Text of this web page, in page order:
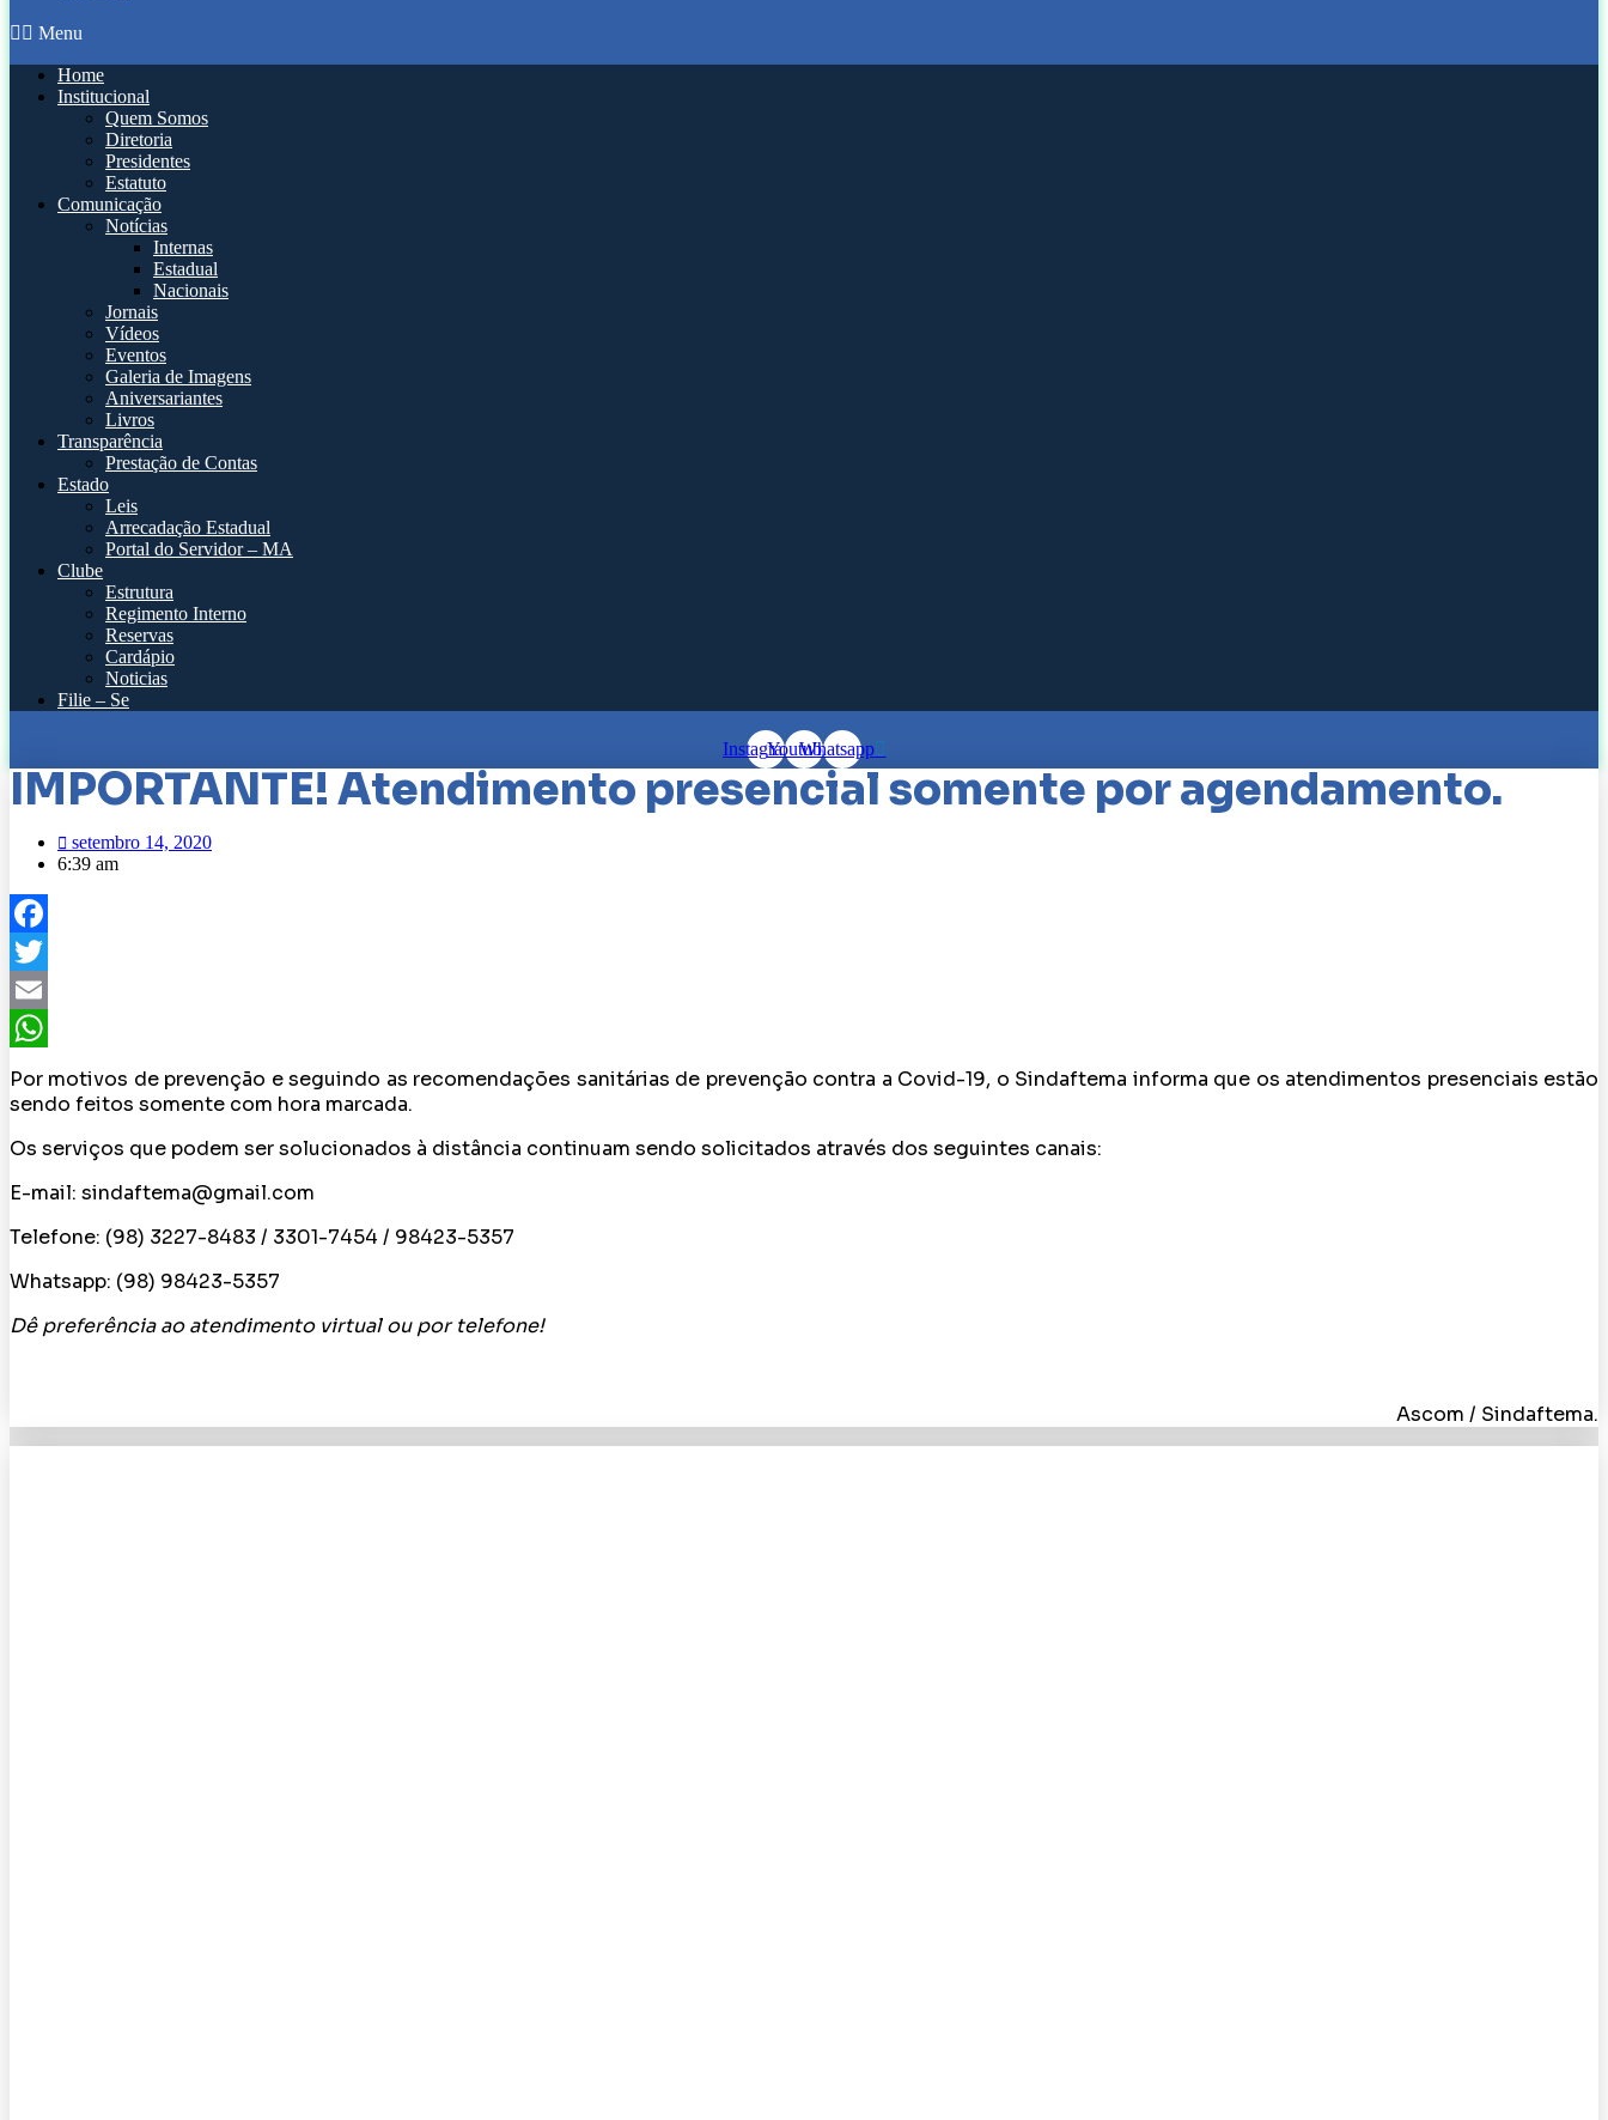
Menu
Home
Institucional
Quem Somos
Diretoria
Presidentes
Estatuto
Comunicação
Notícias
Internas
Estadual
Nacionais
Jornais
Vídeos
Eventos
Galeria de Imagens
Aniversariantes
Livros
Transparência
Prestação de Contas
Estado
Leis
Arrecadação Estadual
Portal do Servidor – MA
Clube
Estrutura
Regimento Interno
Reservas
Cardápio
Noticias
Filie – Se
InstagramYoutubeWhatsapp
IMPORTANTE! Atendimento presencial somente por agendamento.
setembro 14, 2020
6:39 am
Facebook
Twitter
Email
WhatsApp
Por motivos de prevenção e seguindo as recomendações sanitárias de prevenção contra a Covid-19, o Sindaftema informa que os atendimentos presenciais estão
sendo feitos somente com hora marcada.
Os serviços que podem ser solucionados à distância continuam sendo solicitados através dos seguintes canais:
E-mail: sindaftema@gmail.com
Telefone: (98) 3227-8483 / 3301-7454 / 98423-5357
Whatsapp: (98) 98423-5357
Dê preferência ao atendimento virtual ou por telefone!
Ascom / Sindaftema.